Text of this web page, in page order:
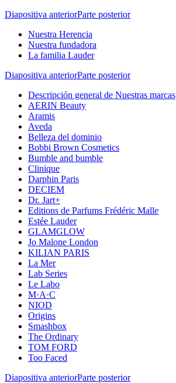
Diapositiva anteriorParte posterior
Nuestra Herencia
Nuestra fundadora
La familia Lauder
Diapositiva anteriorParte posterior
Descripción general de Nuestras marcas
AERIN Beauty
Aramis
Aveda
Belleza del dominio
Bobbi Brown Cosmetics
Bumble and bumble
Clinique
Darphin Paris
DECIEM
Dr. Jart+
Editions de Parfums Frédéric Malle
Estée Lauder
GLAMGLOW
Jo Malone London
KILIAN PARIS
La Mer
Lab Series
Le Labo
M·A·C
NIOD
Origins
Smashbox
The Ordinary
TOM FORD
Too Faced
Diapositiva anteriorParte posterior